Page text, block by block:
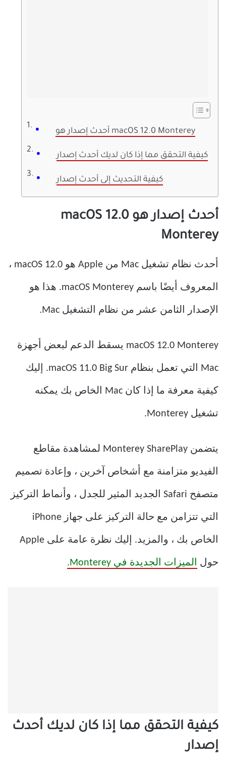
أحدث إصدار هو macOS 12.0 Monterey
كيفية التحقق مما إذا كان لديك أحدث إصدار
كيفية التحديث إلى أحدث إصدار
أحدث إصدار هو macOS 12.0
Monterey
أحدث نظام تشغيل Mac من Apple هو macOS 12.0 ،
المعروف أيضًا باسم macOS Monterey. هذا هو
الإصدار الثامن عشر من نظام التشغيل Mac.
macOS 12.0 Monterey يسقط الدعم لبعض أجهزة
Mac التي تعمل بنظام macOS 11.0 Big Sur. إليك
كيفية معرفة ما إذا كان Mac الخاص بك يمكنه
تشغيل Monterey.
يتضمن Monterey SharePlay لمشاهدة مقاطع
الفيديو متزامنة مع أشخاص آخرين ، وإعادة تصميم
متصفح Safari الجديد المثير للجدل ، وأنماط التركيز
التي تتزامن مع حالة التركيز على جهاز iPhone
الخاص بك ، والمزيد. إليك نظرة عامة على Apple
حول الميزات الجديدة في Monterey.
كيفية التحقق مما إذا كان لديك أحدث
إصدار